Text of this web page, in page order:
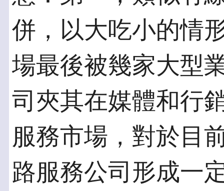
併，以大吃小的情
場最後被幾家大型
司夾其在媒體和行
服務市場，對於目
路服務公司形成一